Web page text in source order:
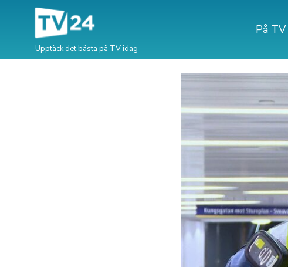
Upptäck det bästa på TV idag
På